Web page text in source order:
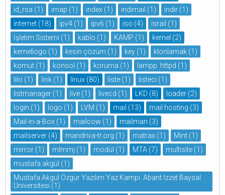
id_rsa (1) imap (1) index (1) indimail (1) indir (1)
internet (18) ipv4 (1) ipv6 (1) iso (4) israil (1)
İşletim Sistemi (1) kablo (1) KAMP (1) kernel (2)
kernellogo (1) kesin çözüm (1) key (1) klonlamak (1)
komut (1) konsol (1) koruma (1) lampp. httpd (1)
lilo (1) link (1) linux (80) liste (1) listeci (1)
listmanager (1) live (1) livecd (1) LKD (8) loader (2)
login (1) logo (1) LVM (1) mail (13) mail hosting (3)
Mail-in-a-Box (1) mailcow (1) mailman (3)
mailserver (4) mandriva-tr.org (1) matrax (1) Mint (1)
mirror (1) mlmmj (1) modül (1) MTA (7) multisite (1)
mustafa akgül (1)
Mustafa Akgül Özgür Yazılım Yaz Kampı. Abant İzzet Baysal
Üniversitesi (1)